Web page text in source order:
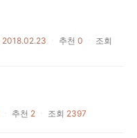
2018.02.23 추천 0
조회
추천 2 조회 2397